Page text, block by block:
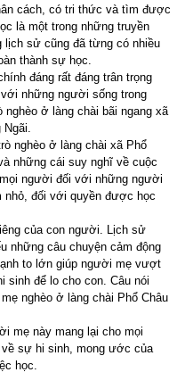
cách, có tri thức và tìm được
là một trong những truyền
lịch sử cũng đã từng có nhiều
thành sự học.
đáng rất đáng trân trọng
những người sống trong
nghèo ở làng chài bãi ngang xã
nghèo ở làng chài xã Phổ
những cái suy nghĩ về cuộc
người đối với những người
nhỏ, đối với quyền được học
của con người. Lịch sử
những câu chuyện cảm động
to lớn giúp người mẹ vượt
sinh để lo cho con. Câu nói
nghèo ở làng chài Phổ Châu
mẹ này mang lại cho mọi
sự hi sinh, mong ước của
học.